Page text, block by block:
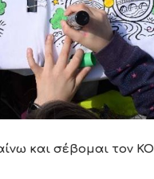
και σέβομαι τον